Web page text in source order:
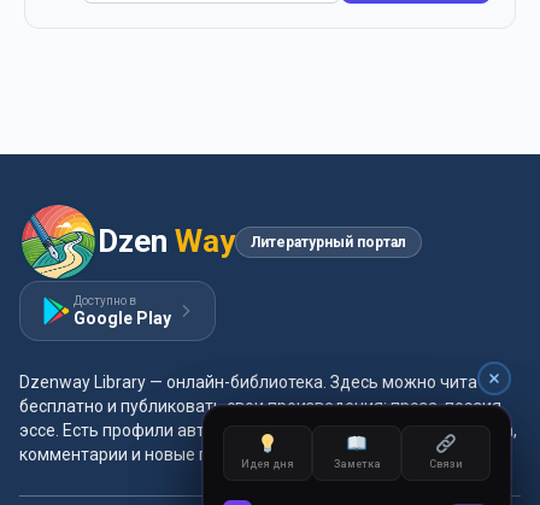
Dzen Way Литературный портал
Доступно в
Google Play
Dzenway Library — онлайн-библиотека. Здесь можно читать
бесплатно и публиковать свои произведения: проза, поэзия,
эссе. Есть профили авторов, жанры и метки, удобная читалка,
комментарии и новые главы каждый день.
Идея дня Заметка Связи
Идея дня Заметка Связи